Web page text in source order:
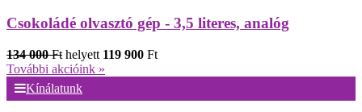
Csokoládé olvasztó gép - 3,5 literes, analóg
134 000 Ft helyett 119 900 Ft
További akcióink »
Kínálatunk